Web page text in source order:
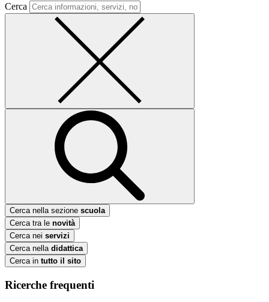
Cerca
Cerca nella sezione scuola
Cerca tra le novità
Cerca nei servizi
Cerca nella didattica
Cerca in tutto il sito
Ricerche frequenti